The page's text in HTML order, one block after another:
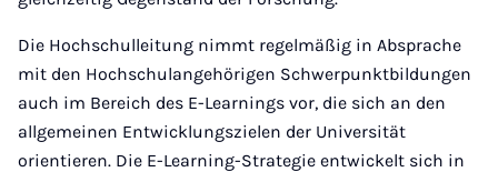
Die Hochschulleitung nimmt regelmäßig in Absprache
mit den Hochschulangehörigen Schwerpunktbildungen
auch im Bereich des E-Learnings vor, die sich an den
allgemeinen Entwicklungszielen der Universität
orientieren. Die E-Learning-Strategie entwickelt sich in